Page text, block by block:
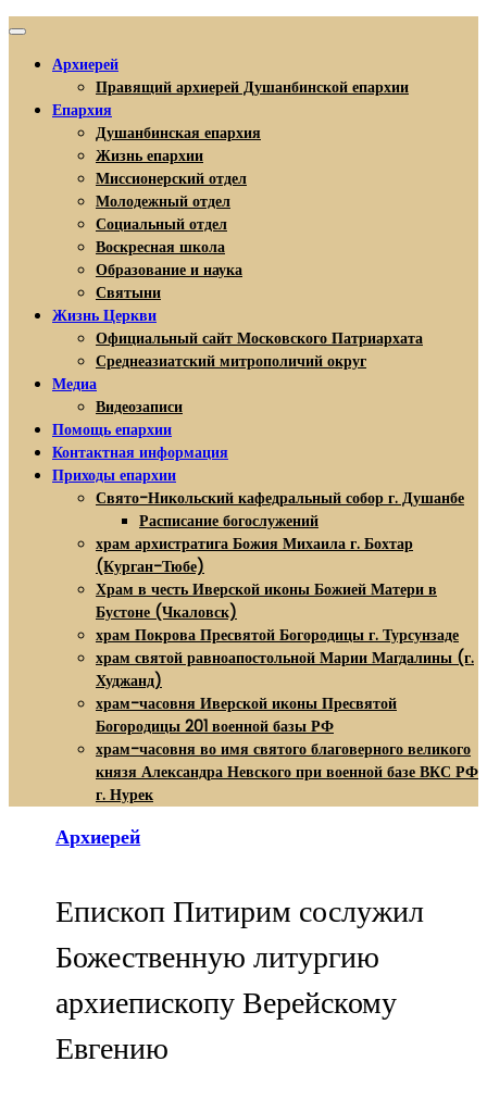
Архиерей
Правящий архиерей Душанбинской епархии
Епархия
Душанбинская епархия
Жизнь епархии
Миссионерский отдел
Молодежный отдел
Социальный отдел
Воскресная школа
Образование и наука
Святыни
Жизнь Церкви
Официальный сайт Московского Патриархата
Среднеазиатский митрополичий округ
Медиа
Видеозаписи
Помощь епархии
Контактная информация
Приходы епархии
Свято-Никольский кафедральный собор г. Душанбе
Расписание богослужений
храм архистратига Божия Михаила г. Бохтар
(Курган-Тюбе)
Храм в честь Иверской иконы Божией Матери в
Бустоне (Чкаловск)
храм Покрова Пресвятой Богородицы г. Турсунзаде
храм святой равноапостольной Марии Магдалины (г.
Худжанд)
храм-часовня Иверской иконы Пресвятой
Богородицы 201 военной базы РФ
храм-часовня во имя святого благоверного великого
князя Александра Невского при военной базе ВКС РФ
г. Нурек
Архиерей
Епископ Питирим сослужил
Божественную литургию
архиепископу Верейскому
Евгению